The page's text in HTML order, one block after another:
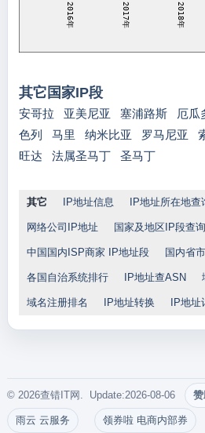
2016年 2017年 2018年
其它国家IP段
安哥拉 亚美尼亚 塞浦路斯 厄瓜
色列
马里 纳米比亚 罗马尼亚
旺达
法属圣马丁 圣马丁
其它 IP地址信息 IP地址所在地查
网络公司IP地址 国家及地区IP段查询
中国国内ISP商家 IP地址段 国内省
各国自治系统排行 IP地址查ASN
域名注册排名 IP地址转换 IP地
© 2026查错IT网. Update:2026-08-06
雨云 云服务 领券啦 电商内部券